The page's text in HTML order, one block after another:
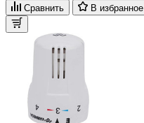
Сравнить В избранное